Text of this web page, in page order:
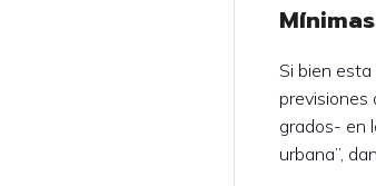
Si bien
previsiones
grados- en
urbana”,